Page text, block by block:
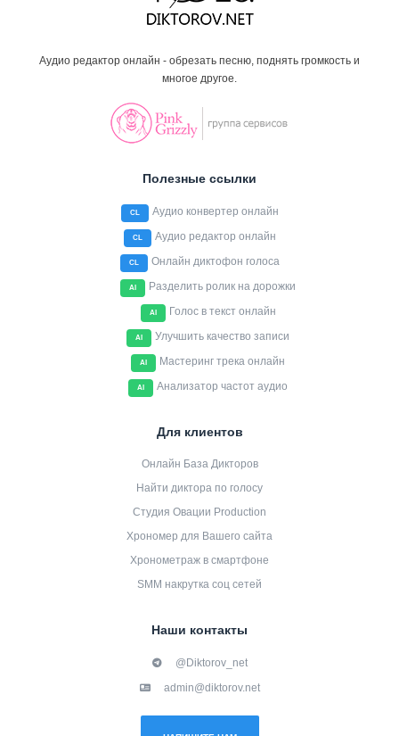
Аудио редактор онлайн - обрезать песню, поднять громкость и
многое другое.
Полезные ссылки
CL Аудио конвертер онлайн
CL Аудио редактор онлайн
CL Онлайн диктофон голоса
AI Разделить ролик на дорожки
AI Голос в текст онлайн
AI Улучшить качество записи
AI Мастеринг трека онлайн
AI Анализатор частот аудио
Для клиентов
Онлайн База Дикторов
Найти диктора по голосу
Студия Овации Production
Хрономер для Вашего сайта
Хронометраж в смартфоне
SMM накрутка соц сетей
Наши контакты
@Diktorov_net
admin@diktorov.net